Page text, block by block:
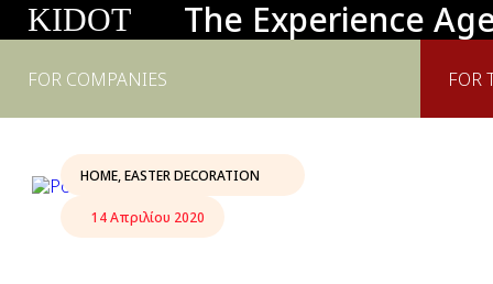
KIDOT The Experience
FOR COMPANIES FOR
HOME,EASTER DECORATION
14 Απριλίου 2020